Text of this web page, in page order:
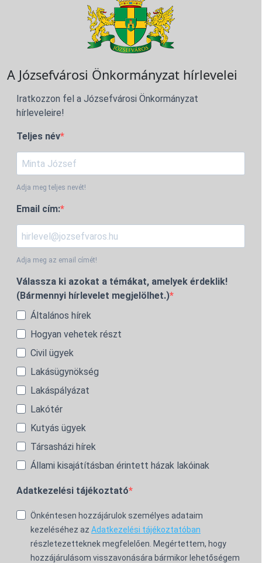
A Józsefvárosi Önkormányzat hírlevelei
Iratkozzon fel a Józsefvárosi Önkormányzat
hírleveleire!
Teljes név
Adja meg teljes nevét!
Email cím:
Adja meg az email címét!
Válassza ki azokat a témákat, amelyek érdeklik!
(Bármennyi hírlevelet megjelölhet.)
Általános hírek
Hogyan vehetek részt
Civil ügyek
Lakásügynökség
Lakáspályázat
Lakótér
Kutyás ügyek
Társasházi hírek
Állami kisajátításban érintett házak lakóinak
Adatkezelési tájékoztató
Önkéntesen hozzájárulok személyes adataim
kezeléséhez az Adatkezelési tájékoztatóban
részletezetteknek megfelelően. Megértettem, hogy
hozzájárulásom visszavonására bármikor lehetőségem